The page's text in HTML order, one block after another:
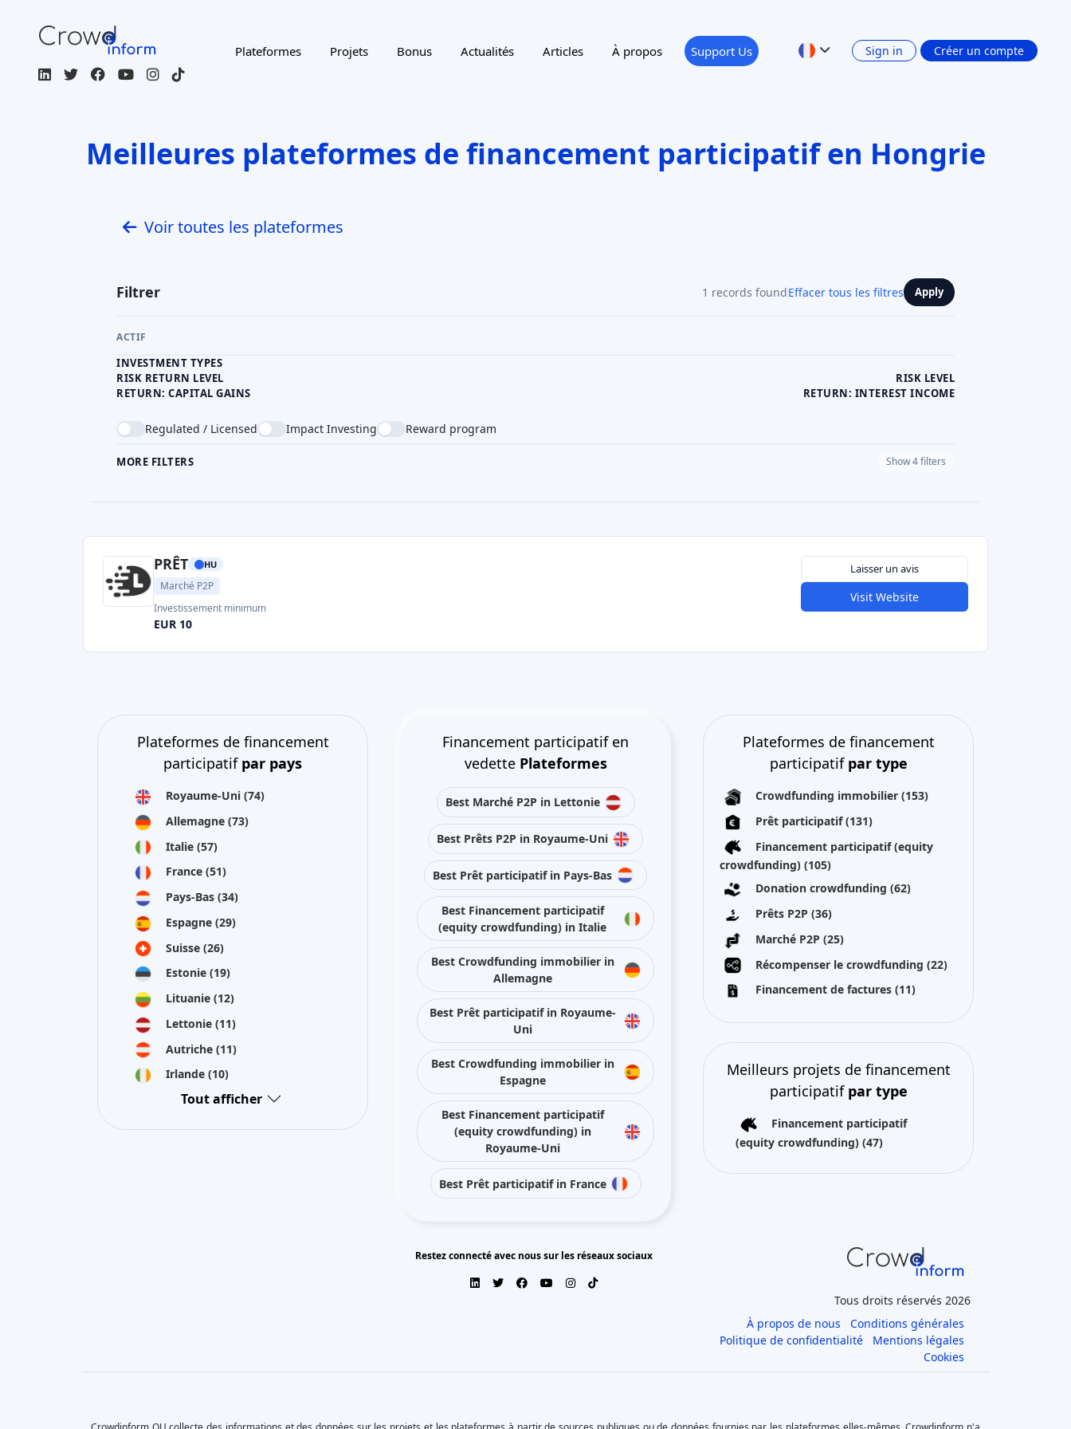
Plateformes Projets Bonus Actualités Articles À propos Support Us Sign in Créer un compte
Meilleures plateformes de financement participatif en Hongrie
Voir toutes les plateformes
Filtrer 1 records foundEffacer tous les filtres Apply
ACTIF
INVESTMENT TYPES
RISK RETURN LEVEL
RISK LEVEL
RETURN: CAPITAL GAINS
RETURN: INTEREST INCOME
Regulated / Licensed Impact Investing Reward program
MORE FILTERS Show 4 filters
PRÊT HU
Marché P2P
Investissement minimum
EUR 10
Laisser un avis
Visit Website
Plateformes de financement
participatif par pays
Royaume-Uni (74)
Allemagne (73)
Italie (57)
France (51)
Pays-Bas (34)
Espagne (29)
Suisse (26)
Estonie (19)
Lituanie (12)
Lettonie (11)
Autriche (11)
Irlande (10)
Tout afficher
Financement participatif en
vedette Plateformes
Best Marché P2P in Lettonie
Best Prêts P2P in Royaume-Uni
Best Prêt participatif in Pays-Bas
Best Financement participatif
(equity crowdfunding) in Italie
Best Crowdfunding immobilier in
Allemagne
Best Prêt participatif in Royaume-
Uni
Best Crowdfunding immobilier in
Espagne
Best Financement participatif
(equity crowdfunding) in
Royaume-Uni
Best Prêt participatif in France
Plateformes de financement
participatif par type
Crowdfunding immobilier (153)
Prêt participatif(131)
Financement participatif (equity
crowdfunding) (105)
Donation crowdfunding (62)
Prêts P2P (36)
Marché P2P (25)
Récompenser le crowdfunding (22)
Financement de factures (11)
Meilleurs projets de financement
participatif par type
Financement participatif
(equity crowdfunding) (47)
Restez connecté avec nous sur les réseaux sociaux
Tous droits réservés 2026
À propos de nous
Conditions générales
Politique de confidentialité
Mentions légales
Cookies